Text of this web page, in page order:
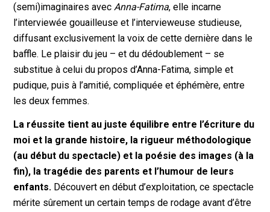
(semi)imaginaires avec Anna-Fatima, elle incarne
l’interviewée gouailleuse et l’intervieweuse studieuse,
diffusant exclusivement la voix de cette dernière dans le
baffle. Le plaisir du jeu – et du dédoublement – se
substitue à celui du propos d’Anna-Fatima, simple et
pudique, puis à l’amitié, compliquée et éphémère, entre
les deux femmes.
La réussite tient au juste équilibre entre l’écriture du
moi et la grande histoire, la rigueur méthodologique
(au début du spectacle) et la poésie des images (à la
fin), la tragédie des parents et l’humour de leurs
enfants. Découvert en début d’exploitation, ce spectacle
mérite sûrement un certain temps de rodage avant d’être